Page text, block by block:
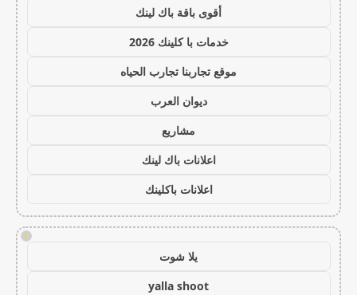
أقوى باقة باك لينك
خدمات با كلينك 2026
موقع تجاربنا تجارب الحياه
ديوان العرب
مشاريع
اعلانات باك لينك
اعلانات باكلينك
!
يلا شوت
yalla shoot